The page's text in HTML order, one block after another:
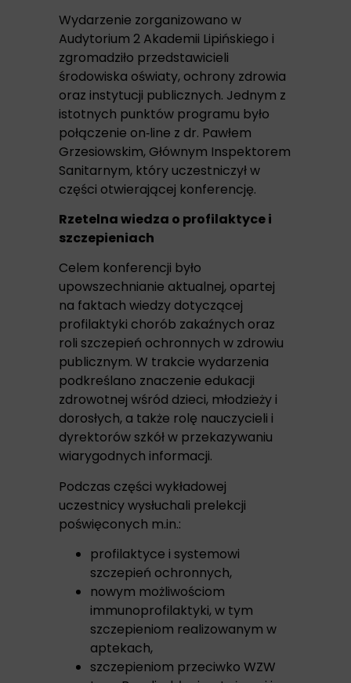
Wydarzenie zorganizowano w
Audytorium 2 Akademii Lipińskiego i
zgromadziło przedstawicieli
środowiska oświaty, ochrony zdrowia
oraz instytucji publicznych. Jednym z
istotnych punktów programu było
połączenie on‑line z dr. Pawłem
Grzesiowskim, Głównym Inspektorem
Sanitarnym, który uczestniczył w
części otwierającej konferencję.
Rzetelna wiedza o profilaktyce i
szczepieniach
Celem konferencji było
upowszechnianie aktualnej, opartej
na faktach wiedzy dotyczącej
profilaktyki chorób zakaźnych oraz
roli szczepień ochronnych w zdrowiu
publicznym. W trakcie wydarzenia
podkreślano znaczenie edukacji
zdrowotnej wśród dzieci, młodzieży i
dorosłych, a także rolę nauczycieli i
dyrektorów szkół w przekazywaniu
wiarygodnych informacji.
Podczas części wykładowej
uczestnicy wysłuchali prelekcji
poświęconych m.in.:
profilaktyce i systemowi
szczepień ochronnych,
nowym możliwościom
immunoprofilaktyki, w tym
szczepieniom realizowanym w
aptekach,
szczepieniom przeciwko WZW